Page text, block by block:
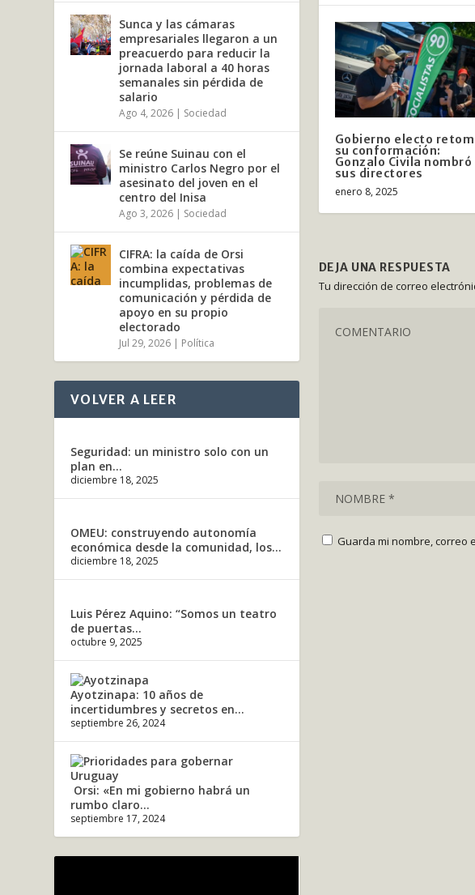
Gobierno electo
su conformación:
Gonzalo Civila nombró
sus directores
enero 8, 2025
DEJA UNA RESPUESTA
Tu dirección de correo
Guarda mi nombre, correo
Sunca y las cámaras
empresariales llegaron a un
preacuerdo para reducir la
jornada laboral a 40 horas
semanales sin pérdida de
salario
Ago 4, 2026 | Sociedad
Se reúne Suinau con el
ministro Carlos Negro por el
asesinato del joven en el
centro del Inisa
Ago 3, 2026 | Sociedad
CIFRA: la caída de Orsi
combina expectativas
incumplidas, problemas de
comunicación y pérdida de
apoyo en su propio
electorado
Jul 29, 2026 | Política
VOLVER A LEER
Seguridad: un ministro solo con un
plan en...
diciembre 18, 2025
OMEU: construyendo autonomía
económica desde la comunidad, los...
diciembre 18, 2025
Luis Pérez Aquino: “Somos un teatro
de puertas...
octubre 9, 2025
Ayotzinapa: 10 años de
incertidumbres y secretos en...
septiembre 26, 2024
Orsi: «En mi gobierno habrá un
rumbo claro...
septiembre 17, 2024